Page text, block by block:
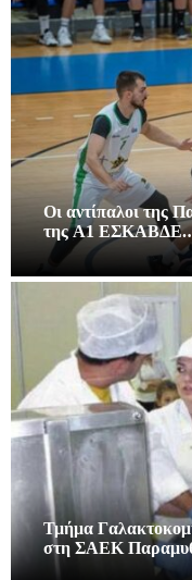
Οι αντίπαλοι της
της A1
Τμήμα
στη ΣΑΕΚ